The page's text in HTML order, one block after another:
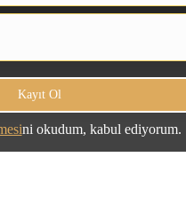
ni okudum, kabul ediyorum.